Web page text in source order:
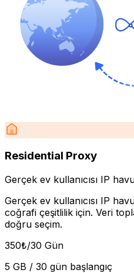
Residential Proxy
Gerçek ev kullanıcısı IP
Gerçek ev kullanıcısı IP
coğrafi çeşitlilik için. Veri
doğru seçim.
350₺/30 Gün
5 GB / 30 gün başlangıç